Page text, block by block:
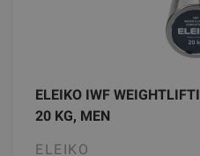
ELEIKO IWF
20 KG, MEN
ELEIKO